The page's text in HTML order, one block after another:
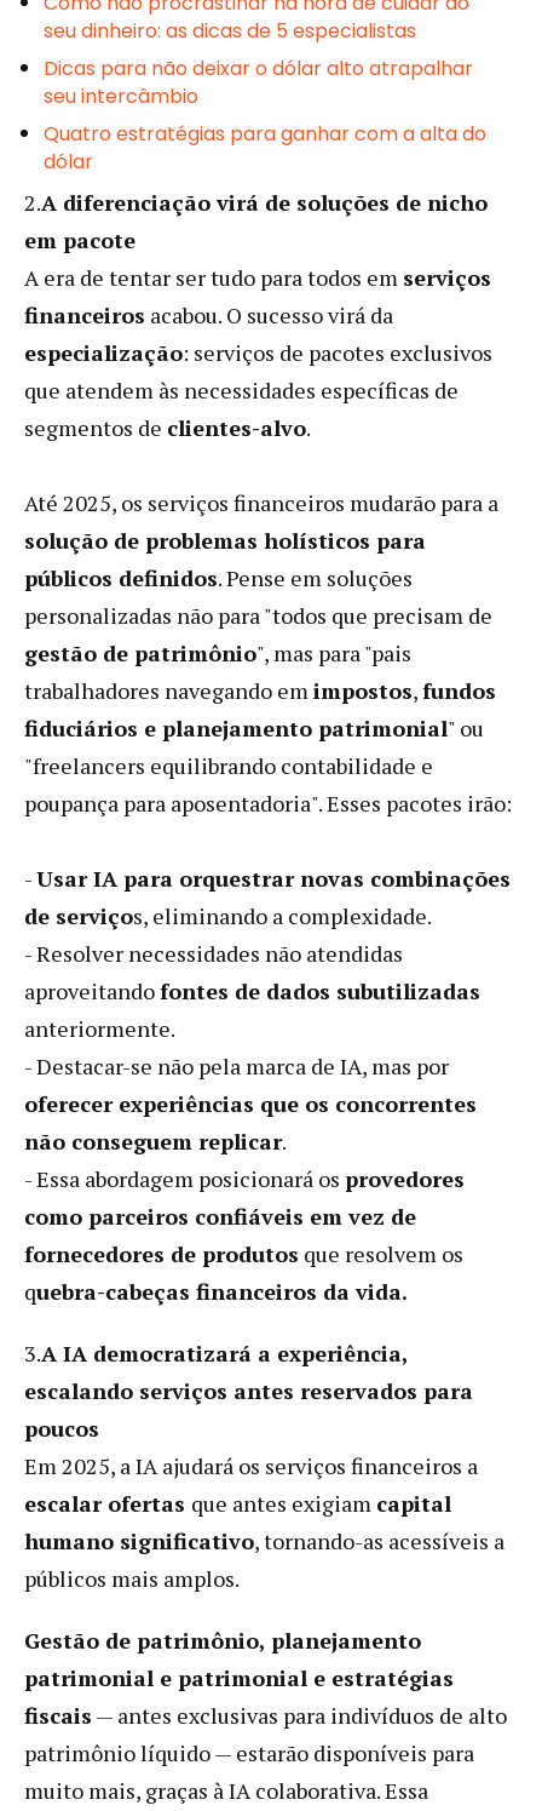
seu dinheiro: as dicas de 5 especialistas
Dicas para não deixar o dólar alto atrapalhar
seu intercâmbio
Quatro estratégias para ganhar com a alta do
dólar
2.A diferenciação virá de soluções de nicho
em pacote
A era de tentar ser tudo para todos em serviços
financeiros acabou. O sucesso virá da
especialização: serviços de pacotes exclusivos
que atendem às necessidades específicas de
segmentos de clientes-alvo.
Até 2025, os serviços financeiros mudarão para a
solução de problemas holísticos para
públicos definidos. Pense em soluções
personalizadas não para "todos que precisam de
gestão de patrimônio", mas para "pais
trabalhadores navegando emimpostos,fundos
fiduciários e planejamento patrimonial" ou
"freelancers equilibrando contabilidade e
poupança para aposentadoria". Esses pacotes irão:
-Usar IA para orquestrar novas combinações
de serviços, eliminando a complexidade.
- Resolver necessidades não atendidas
aproveitandofontes de dados subutilizadas
anteriormente.
- Destacar-se não pela marca de IA, mas por
oferecer experiências que os concorrentes
não conseguem replicar.
- Essa abordagem posicionará os provedores
como parceiros confiáveis ​​em vez de
fornecedores de produtos que resolvem os
quebra-cabeças financeiros da vida.
3.A IA democratizará a experiência,
escalando serviços antes reservados para
poucos
Em 2025, a IA ajudará os serviços financeiros a
escalar ofertas que antes exigiam capital
humano significativo, tornando-as acessíveis a
públicos mais amplos.
Gestão de patrimônio, planejamento
patrimonial e patrimonial e estratégias
fiscais — antes exclusivas para indivíduos de alto
patrimônio líquido — estarão disponíveis para
muito mais, graças à IA colaborativa. Essa